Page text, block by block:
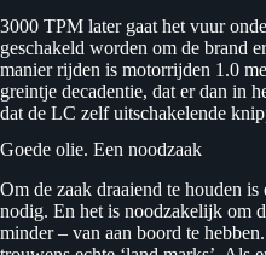
3000 TPM later gaat het vuur
geschakeld worden om de brand
manier rijden is motorrijden 1.0
greintje decadentie, dat er dan in
dat de LC zelf uitschakelende
Goede olie. Een noodzaak
Om de zaak draaiend te houden
nodig. En het is noodzakelijk om
minder – van aan boord te